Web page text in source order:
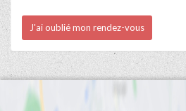
J'ai oublié mon rendez-vous